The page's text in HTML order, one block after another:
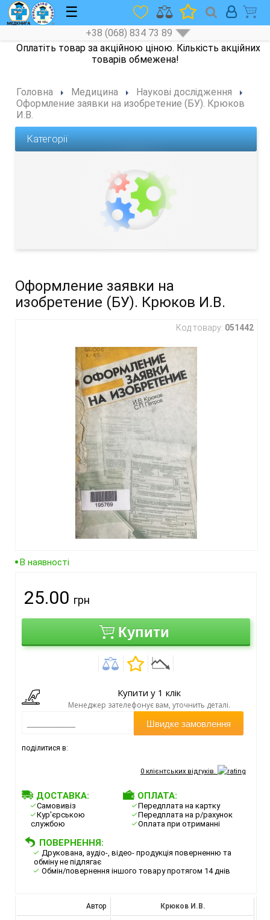
☰
+38 (068) 834 73 89
Головна Медицина
Наукові дослідження
Оформление заявки на изобретение (БУ). Крюков
И.В.
Категорії
Оформление заявки на
изобретение (БУ). Крюков И.В.
Код товару: 051442
В наявності
25.00 грн
Купити
Купити у 1 клік
Менеджер зателефонує вам, уточнить деталі.
Швидке замовлення
поділитися в:
0клієнтських відгуків.
ДОСТАВКА:
Самовивіз
Кур'єрською
службою
ОПЛАТА:
Передплата на картку
Передплата на р/рахунок
Оплата при отриманні
ПОВЕРНЕННЯ:
Друкована, аудіо-, відео- продукція поверненню та
обміну не підлягає
Обмін/повернення іншого товару протягом 14 днів
Автор Крюков И.В.